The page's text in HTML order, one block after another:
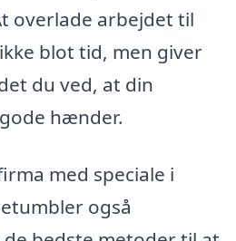
overlade arbejdet til
blot tid, men giver
du ved, at din
hænder.
med speciale i
også